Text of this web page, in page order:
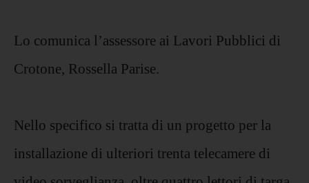
Lo comunica l’assessore ai Lavori Pubblici di
Crotone, Rossella Parise.
Nello specifico si tratta di un progetto per la
installazione di ulteriori trenta telecamere di